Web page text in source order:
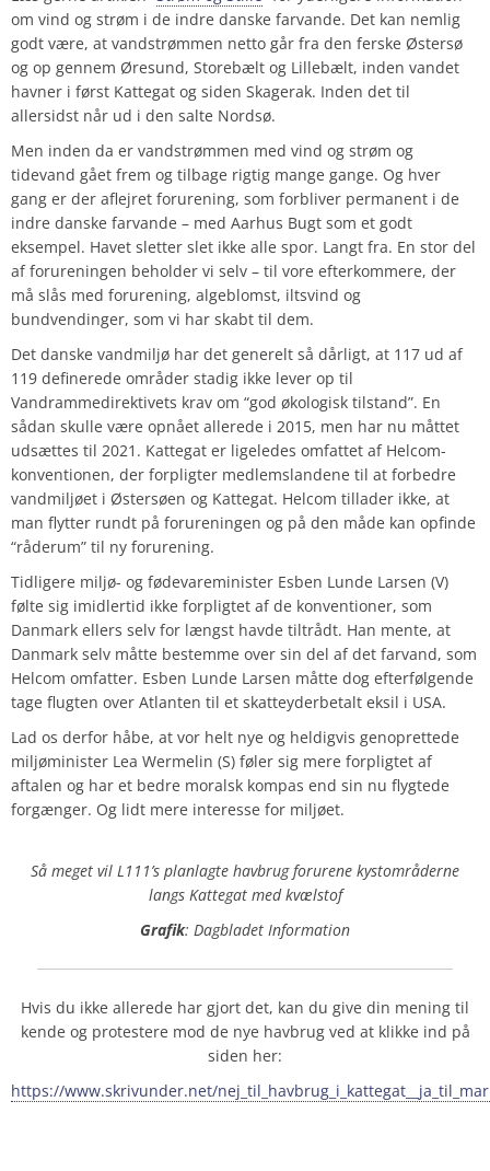
om vind og strøm i de indre danske farvande. Det kan nemlig
godt være, at vandstrømmen netto går fra den ferske Østersø
og op gennem Øresund, Storebælt og Lillebælt, inden vandet
havner i først Kattegat og siden Skagerak. Inden det til
allersidst når ud i den salte Nordsø.
Men inden da er vandstrømmen med vind og strøm og
tidevand gået frem og tilbage rigtig mange gange. Og hver
gang er der aflejret forurening, som forbliver permanent i de
indre danske farvande – med Aarhus Bugt som et godt
eksempel. Havet sletter slet ikke alle spor. Langt fra. En stor del
af forureningen beholder vi selv – til vore efterkommere, der
må slås med forurening, algeblomst, iltsvind og
bundvendinger, som vi har skabt til dem.
Det danske vandmiljø har det generelt så dårligt, at 117 ud af
119 definerede områder stadig ikke lever op til
Vandrammedirektivets krav om “god økologisk tilstand”. En
sådan skulle være opnået allerede i 2015, men har nu måttet
udsættes til 2021. Kattegat er ligeledes omfattet af Helcom-
konventionen, der forpligter medlemslandene til at forbedre
vandmiljøet i Østersøen og Kattegat. Helcom tillader ikke, at
man flytter rundt på forureningen og på den måde kan opfinde
“råderum” til ny forurening.
Tidligere miljø- og fødevareminister Esben Lunde Larsen (V)
følte sig imidlertid ikke forpligtet af de konventioner, som
Danmark ellers selv for længst havde tiltrådt. Han mente, at
Danmark selv måtte bestemme over sin del af det farvand, som
Helcom omfatter. Esben Lunde Larsen måtte dog efterfølgende
tage flugten over Atlanten til et skatteyderbetalt eksil i USA.
Lad os derfor håbe, at vor helt nye og heldigvis genoprettede
miljøminister Lea Wermelin (S) føler sig mere forpligtet af
aftalen og har et bedre moralsk kompas end sin nu flygtede
forgænger. Og lidt mere interesse for miljøet.
Så meget vil L111’s planlagte havbrug forurene kystområderne
langs Kattegat med kvælstof
Grafik: Dagbladet Information
Hvis du ikke allerede har gjort det, kan du give din mening til
kende og protestere mod de nye havbrug ved at klikke ind på
siden her:
https://www.skrivunder.net/